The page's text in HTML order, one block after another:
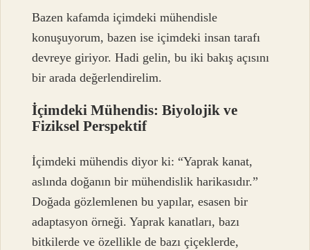
Bazen kafamda içimdeki mühendisle
konuşuyorum, bazen ise içimdeki insan tarafı
devreye giriyor. Hadi gelin, bu iki bakış açısını
bir arada değerlendirelim.
İçimdeki Mühendis: Biyolojik ve
Fiziksel Perspektif
İçimdeki mühendis diyor ki: “Yaprak kanat,
aslında doğanın bir mühendislik harikasıdır.”
Doğada gözlemlenen bu yapılar, esasen bir
adaptasyon örneği. Yaprak kanatları, bazı
bitkilerde ve özellikle de bazı çiçeklerde,